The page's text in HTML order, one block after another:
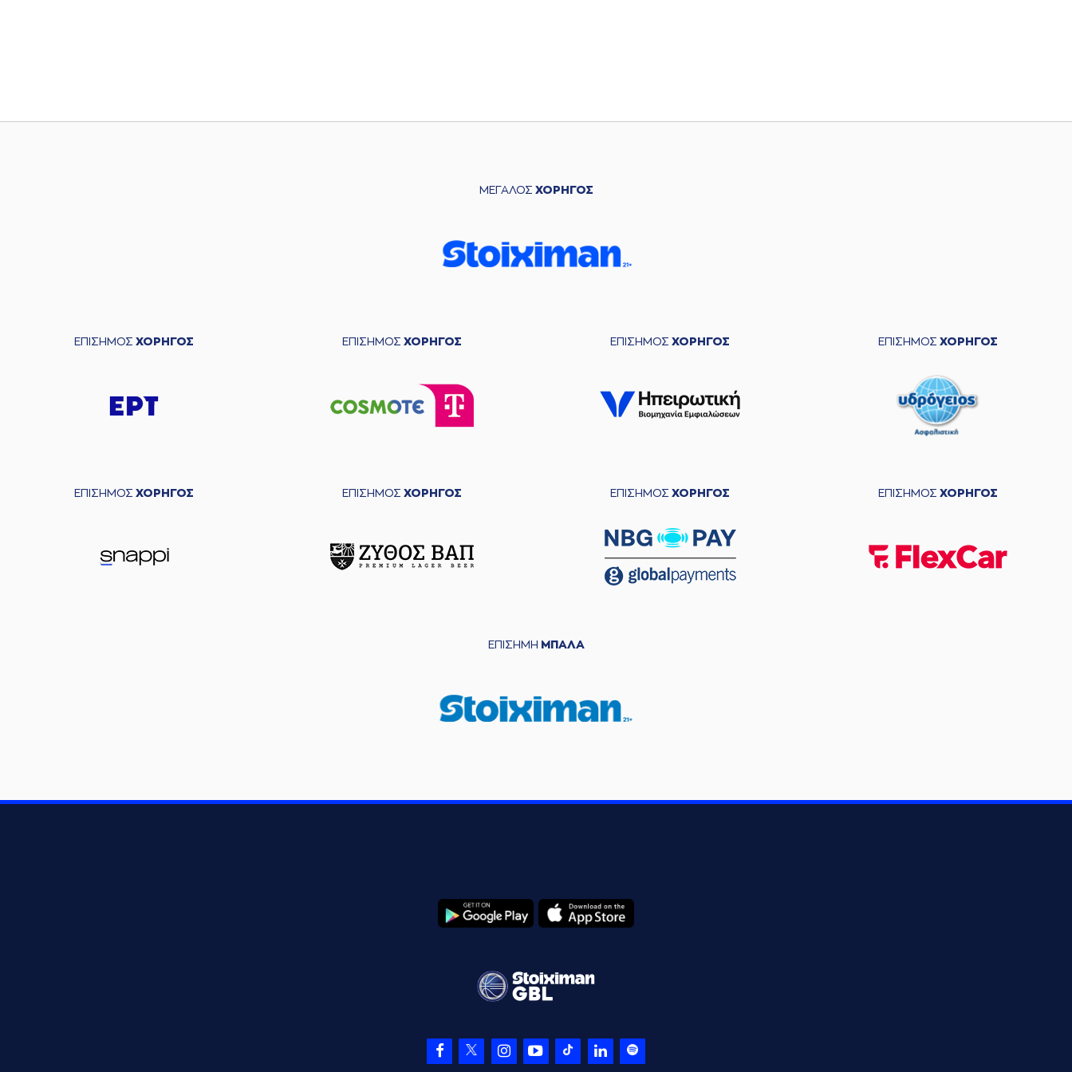
ΜΕΓΑΛΟΣ ΧΟΡΗΓΟΣ
ΕΠΙΣΗΜΟΣ ΧΟΡΗΓΟΣ ΕΠΙΣΗΜΟΣ ΧΟΡΗΓΟΣ ΕΠΙΣΗΜΟΣ ΧΟΡΗΓΟΣ ΕΠΙΣΗΜΟΣ ΧΟΡΗΓΟΣ
ΕΠΙΣΗΜΟΣ ΧΟΡΗΓΟΣ ΕΠΙΣΗΜΟΣ ΧΟΡΗΓΟΣ ΕΠΙΣΗΜΟΣ ΧΟΡΗΓΟΣ ΕΠΙΣΗΜΟΣ ΧΟΡΗΓΟΣ
ΕΠΙΣΗΜΗ ΜΠΑΛΑ